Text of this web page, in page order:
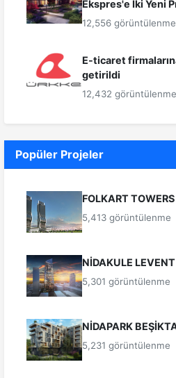
Ekspres'e İki Yeni
12,556 görüntülenme
E-ticaret
getirildi
12,432 görüntülenme
Popüler Projeler
FOLKART TOWERS
5,413 görüntülenme
NİDAKULE LEVENT
5,301 görüntülenme
NİDAPARK
5,231 görüntülenme